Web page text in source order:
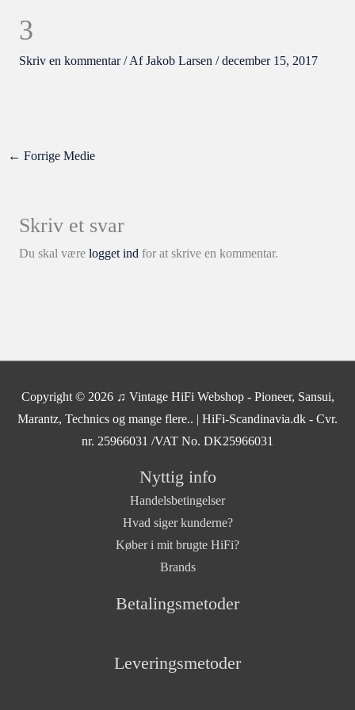
3
Skriv en kommentar / AfJakob Larsen /december 15, 2017
← Forrige Medie
Skriv et svar
Du skal være logget indfor at skrive en kommentar.
Copyright © 2026 ♫ Vintage HiFi Webshop - Pioneer, Sansui,
Marantz, Technics og mange flere.. | HiFi-Scandinavia.dk - Cvr.
nr. 25966031 /VAT No. DK25966031
Nyttig info
Handelsbetingelser
Hvad siger kunderne?
Køber i mit brugte HiFi?
Brands
Betalingsmetoder
Leveringsmetoder